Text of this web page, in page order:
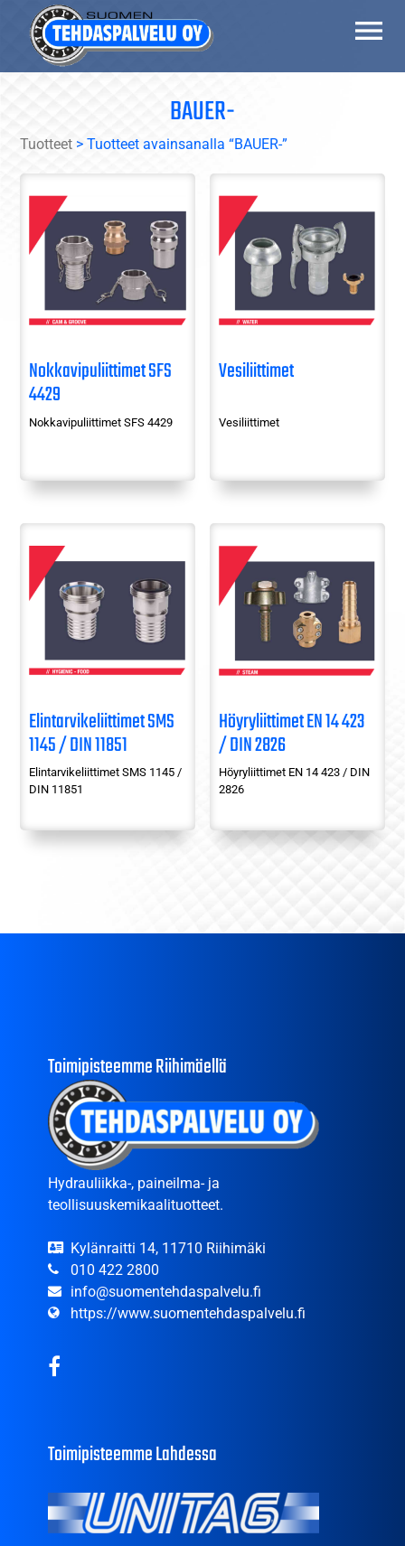
content
Suomen Tehdaspalvelu OyBAUER-
Tuotteet > Tuotteet avainsanalla “BAUER-”
Nokkavipuliittimet SFS
4429
Nokkavipuliittimet SFS 4429
Vesiliittimet
Vesiliittimet
Elintarvikeliittimet SMS
1145 / DIN 11851
Elintarvikeliittimet SMS 1145 /
DIN 11851
Höyryliittimet EN 14 423
/ DIN 2826
Höyryliittimet EN 14 423 / DIN
2826
Toimipisteemme Riihimäellä
Hydrauliikka-, paineilma- ja
teollisuuskemikaalituotteet.
Kylänraitti 14, 11710 Riihimäki
010 422 2800
info@suomentehdaspalvelu.fi
https://www.suomentehdaspalvelu.fi
Toimipisteemme Lahdessa